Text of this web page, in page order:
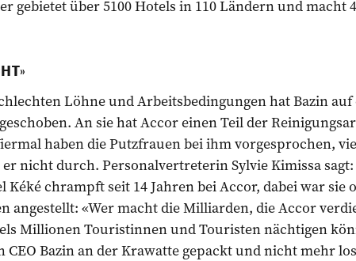
gebietet über 5100 Hotels in 110 Ländern und macht
Löhne und Arbeitsbedingungen hat Bazin auf
An sie hat Accor einen Teil der
haben die Putzfrauen bei ihm vorgesprochen,
nicht durch. Personalvertreterin Sylvie Kimissa
Kéké chrampft seit 14 Jahren bei Accor, dabei war sie
angestellt: «Wer macht die Milliarden, die Accor
Millionen Touristinnen und Touristen nächtigen
Bazin an der Krawatte gepackt und nicht mehr